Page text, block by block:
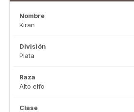
Nombre
Kiran
División
Plata
Raza
Alto elfo
Clase